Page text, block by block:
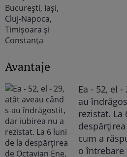
Avantaje
Ea - 52, el
au
rezistat. La
cum a
o întrebare